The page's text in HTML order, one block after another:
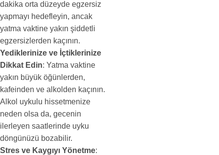
dakika orta düzeyde egzersiz
yapmayı hedefleyin, ancak
yatma vaktine yakın şiddetli
egzersizlerden kaçının.
Yediklerinize ve İçtiklerinize
Dikkat Edin: Yatma vaktine
yakın büyük öğünlerden,
kafeinden ve alkolden kaçının.
Alkol uykulu hissetmenize
neden olsa da, gecenin
ilerleyen saatlerinde uyku
döngünüzü bozabilir.
Stres ve Kaygıyı Yönetme: